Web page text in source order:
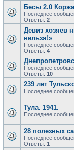
Бесы 2.0
Последнее
Ответы: 2
Девиз хозяев
нельзя!»
Последнее
Ответы: 4
Последнее
Ответы: 10
239 лет
Последнее
Тула. 1941.
Последнее
28 полезных
Последнее
Ответы: 1